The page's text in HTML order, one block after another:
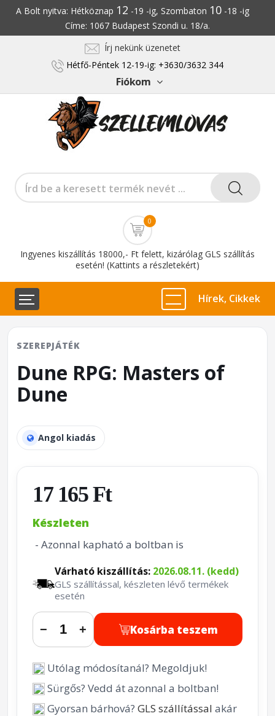
A Bolt nyitva: Hétköznap 12 -19 -ig, Szombaton 10-18 -ig
Címe: 1067 Budapest Szondi u. 18/a.
Írj nekünk üzenetet
Hétfő-Péntek 12-19-ig: +3630/3632 344
Fiókom
0
Ingyenes kiszállítás 18000,- Ft felett, kizárólag GLS szállítás
esetén! (Kattints a részletekért)
Hírek, Cikkek
SZEREPJÁTÉK
Dune RPG: Masters of
Dune
Angol kiadás
17 165 Ft
Készleten
- Azonnal kapható a boltban is
Várható kiszállítás: 2026.08.11. (kedd)
GLS szállítással, készleten lévő termékek
esetén
− + Kosárba teszem
Utólag módosítanál? Megoldjuk!
Sürgős? Vedd át azonnal a boltban!
Gyorsan bárhová? GLS szállítással akár